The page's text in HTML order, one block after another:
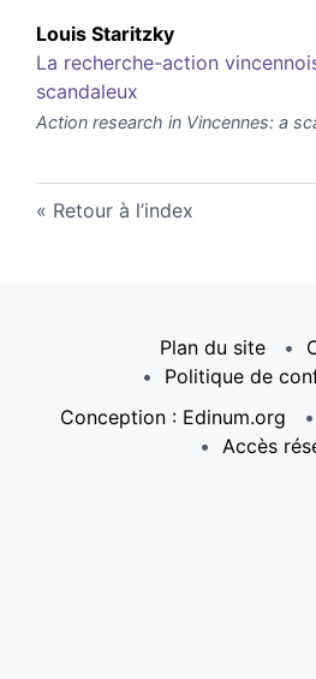
Louis Staritzky
La recherche-action
scandaleux
Action research in Vincennes: a
Retour à l’index
Plan du site
Politique de
Conception : Edinum.org
Accès